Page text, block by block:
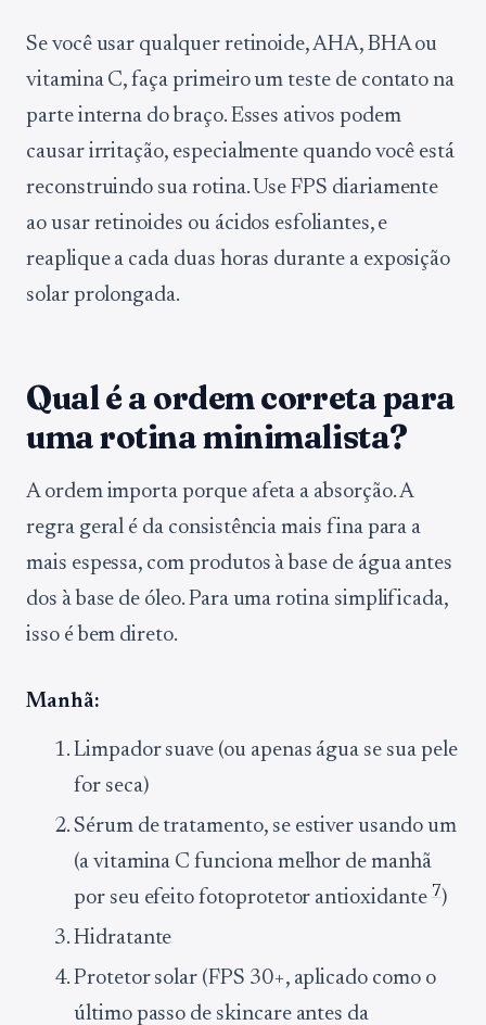
Se você usar qualquer retinoide, AHA, BHA ou
vitamina C, faça primeiro um teste de contato na
parte interna do braço. Esses ativos podem
causar irritação, especialmente quando você está
reconstruindo sua rotina. Use FPS diariamente
ao usar retinoides ou ácidos esfoliantes, e
reaplique a cada duas horas durante a exposição
solar prolongada.
Qual é a ordem correta para
uma rotina minimalista?
A ordem importa porque afeta a absorção. A
regra geral é da consistência mais fina para a
mais espessa, com produtos à base de água antes
dos à base de óleo. Para uma rotina simplificada,
isso é bem direto.
Manhã:
Limpador suave (ou apenas água se sua pele
for seca)
Sérum de tratamento, se estiver usando um
(a vitamina C funciona melhor de manhã
por seu efeito fotoprotetor antioxidante 7)
Hidratante
Protetor solar (FPS 30+, aplicado como o
último passo de skincare antes da